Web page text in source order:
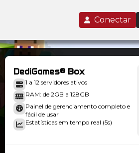
Conectar
DediGames® Box
1 a 12 servidores ativos
RAM: de 2GB a 128GB
Painel de gerenciamento completo e
fácil de usar
Estatísticas em tempo real (5s)